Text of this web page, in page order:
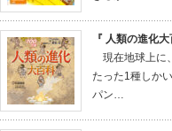
『 人類の進化
現在地球上に
たった1種しか
パン…